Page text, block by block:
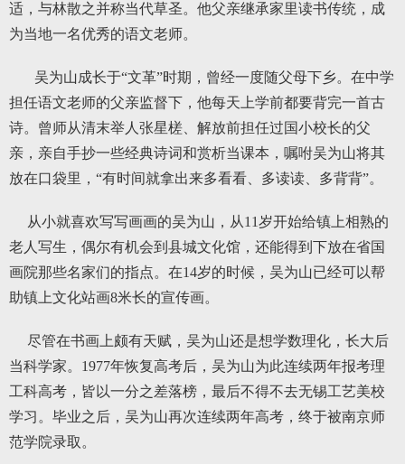
适，与林散之并称当代草圣。他父亲继承家里读书传统，成
为当地一名优秀的语文老师。
吴为山成长于“文革”时期，曾经一度随父母下乡。在中学
担任语文老师的父亲监督下，他每天上学前都要背完一首古
诗。曾师从清末举人张星槎、解放前担任过国小校长的父
亲，亲自手抄一些经典诗词和赏析当课本，嘱咐吴为山将其
放在口袋里，“有时间就拿出来多看看、多读读、多背背”。
从小就喜欢写写画画的吴为山，从11岁开始给镇上相熟的
老人写生，偶尔有机会到县城文化馆，还能得到下放在省国
画院那些名家们的指点。在14岁的时候，吴为山已经可以帮
助镇上文化站画8米长的宣传画。
尽管在书画上颇有天赋，吴为山还是想学数理化，长大后
当科学家。1977年恢复高考后，吴为山为此连续两年报考理
工科高考，皆以一分之差落榜，最后不得不去无锡工艺美校
学习。毕业之后，吴为山再次连续两年高考，终于被南京师
范学院录取。